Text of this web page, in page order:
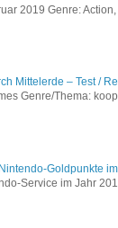
2019 Genre:
Mittelerde – Test /
Genre/Thema:
Goldpunkte
Service im Jahr